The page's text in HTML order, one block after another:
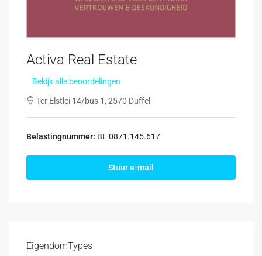
Activa Real Estate
Bekijk alle beoordelingen
Ter Elstlei 14/bus 1, 2570 Duffel
Belastingnummer: BE 0871.145.617
Stuur e-mail
EigendomTypes